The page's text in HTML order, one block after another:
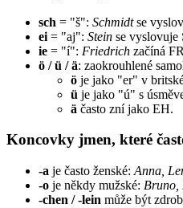
sch = "š": Schmidtse
ei = "aj": Stein se
ie = "í": Friedrich začíná
ö / ü / ä: zaokrouhlené
ö je jako "er" v
ü je jako "ú" s
ä často zní jako EH.
Koncovky jmen, které
-a je často ženské: Anna,
-o je někdy mužské: Bruno,
-chen / -lein může být